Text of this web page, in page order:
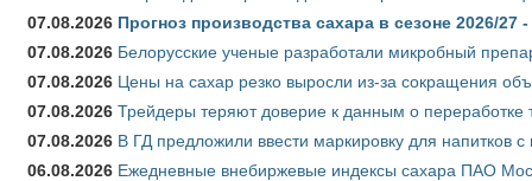
07.08.2026 Прогноз производства сахара в сезоне 2026/
07.08.2026 Белорусские ученые разработали микробный
07.08.2026 Цены на сахар резко выросли из-за сокращения
07.08.2026 Трейдеры теряют доверие к данным о переработке
07.08.2026 В ГД предложили ввести маркировку для напитков
06.08.2026 Ежедневные внебиржевые индексы сахара ПАО